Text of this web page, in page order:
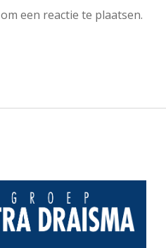
om een reactie te plaatsen.